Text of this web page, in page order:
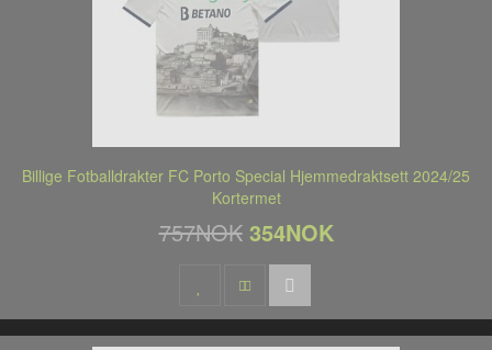
Billige Fotballdrakter FC Porto Special Hjemmedraktsett 2024/25
Kortermet
757NOK 354NOK